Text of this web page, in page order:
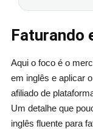
Faturando
Aqui o foco é o
em inglês e aplicar
afiliado de
Um detalhe que
inglês fluente para